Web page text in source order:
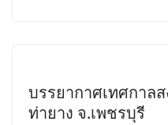
บรรยากาศเทศกาล
ท่ายาง จ.เพชรบุรี